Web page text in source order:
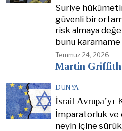
Suriye
güvenli bir
risk almaya
bunu kararname
Temmuz 24, 2026
Martin
DÜNYA
İsrail Avrupa’yı
İmparatorluk ve
neyin içine